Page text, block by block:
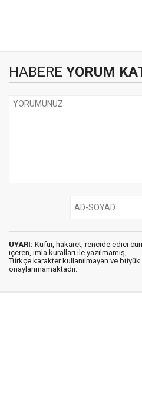
HABERE YORUM
UYARI: Küfür, hakaret, rencide edici
içeren, imla kuralları ile yazılmamış,
Türkçe karakter kullanılmayan ve
onaylanmamaktadır.